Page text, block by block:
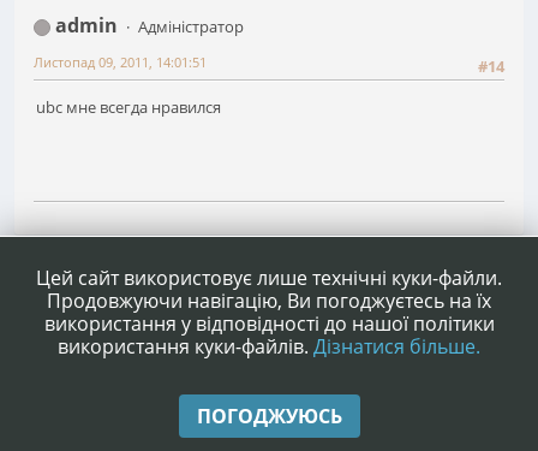
admin
Адміністратор
#14
Листопад 09, 2011, 14:01:51
ubc мне всегда нравился
Допомога|Умови та правила|Нагору ▲
SMF 2.1.4 © 2023,Simple Machines
|
Цей сайт використовує лише технічні куки-файли.
Продовжуючи навігацію, Ви погоджуєтесь на їх
використання у відповідності до нашої політики
використання куки-файлів. Дізнатися більше.
ПОГОДЖУЮСЬ